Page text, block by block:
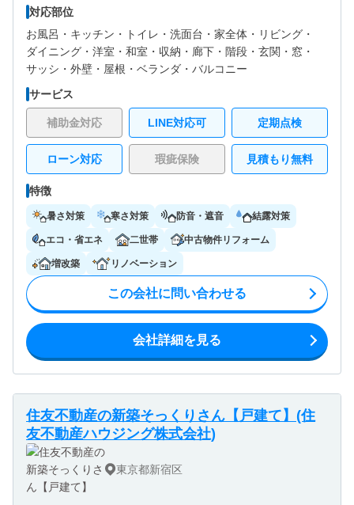
対応部位
お風呂・ キッチン・ トイレ・ 洗面台・ 家全体・ リビング・
ダイニング・ 洋室・ 和室・ 収納・ 廊下・ 階段・ 玄関・ 窓・
サッシ・ 外壁・ 屋根・ ベランダ・バルコニー
サービス
補助金対応 LINE対応可 定期点検
ローン対応 瑕疵保険 見積もり無料
特徴
暑さ対策 寒さ対策 防音・遮音 結露対策
エコ・省エネ 二世帯 中古物件リフォーム
増改築 リノベーション
この会社に問い合わせる
会社詳細を見る
住友不動産の新築そっくりさん【戸建て】(住
友不動産ハウジング株式会社)
東京都新宿区